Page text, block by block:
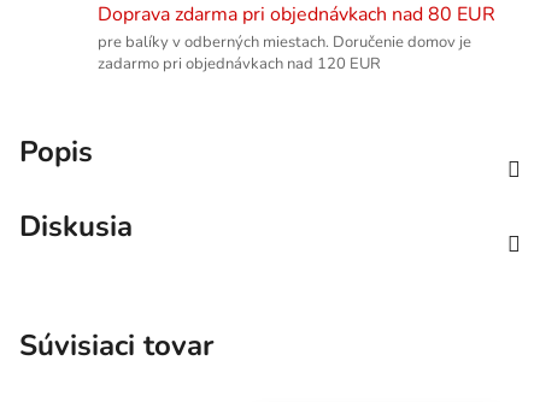
Doprava zdarma pri objednávkach nad 80 EUR
pre balíky v odberných miestach. Doručenie domov je
zadarmo pri objednávkach nad 120 EUR
Popis
Diskusia
Súvisiaci tovar